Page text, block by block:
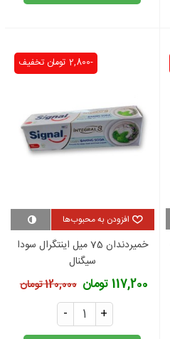
تخفیف -2,800 تومان
افزودن به محبوب‌ها
خمیردندان 75 میل اینتگرال سودا
سیگنال
117,200 تومان 120,000 تومان
- +